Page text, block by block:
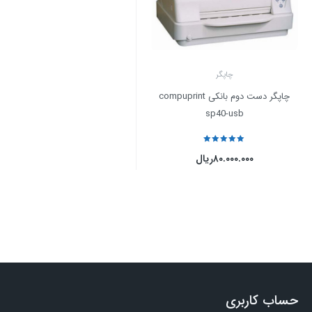
چاپگر
چاپگر دست دوم بانکی compuprint
sp40-usb
ریال۸۰.۰۰۰.۰۰۰
حساب کاربری